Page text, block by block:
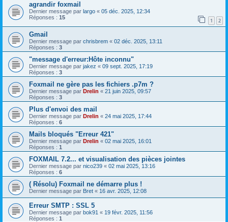
agrandir foxmail
Dernier message par largo « 05 déc. 2025, 12:34
Réponses : 15 1 2
Gmail
Dernier message par chrisbrem « 02 déc. 2025, 13:11
Réponses : 3
"message d'erreur:Hôte inconnu"
Dernier message par jakez « 09 sept. 2025, 17:19
Réponses : 3
Foxmail ne gère pas les fichiers .p7m ?
Dernier message par Drelin « 21 juin 2025, 09:57
Réponses : 3
Plus d'envoi des mail
Dernier message par Drelin « 24 mai 2025, 17:44
Réponses : 6
Mails bloqués "Erreur 421"
Dernier message par Drelin « 02 mai 2025, 16:01
Réponses : 1
FOXMAIL 7.2... et visualisation des pièces jointes
Dernier message par nico239 « 02 mai 2025, 13:16
Réponses : 6
( Résolu) Foxmail ne démarre plus !
Dernier message par Bret « 16 avr. 2025, 12:08
Erreur SMTP : SSL 5
Dernier message par bok91 « 19 févr. 2025, 11:56
Réponses : 1